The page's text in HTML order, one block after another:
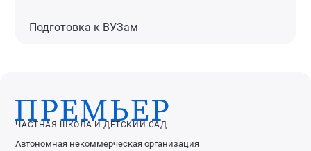
Подготовка к ВУЗам
ЧАСТНАЯ ШКОЛА И ДЕТСКИЙ САД
Автономная некоммерческая организация